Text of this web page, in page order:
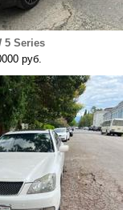
5 Series
руб.